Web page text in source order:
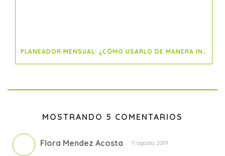
PLANEADOR MENSUAL: ¿CÓMO USARLO DE MANERA INTELIGENTE?
MOSTRANDO 5 COMENTARIOS
Flora Mendez Acosta 11 agosto, 2019